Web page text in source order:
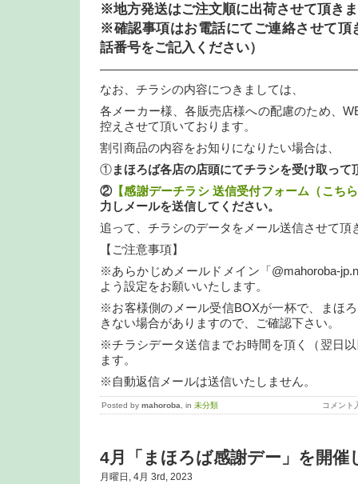
※地方発送はご注文順に出荷させて頂き
※確認事項はお電話にてご連絡させて頂
話番号をご記入ください）
なお、チラシの内容につきましては、
各メーカー様、各販売店様への配慮のため、
控えさせて頂いております。
割引商品の内容をお知りになりたい場合は、
①まほろば各店の店頭にてチラシを受け取って
② 【感謝デーチラシ 送信受付フォーム（こち
力しメールを送信してください。
追って、チラシのデータをメール送信させて頂
【ご注意事項】
※あらかじめメールドメイン「@mahoroba-
よう設定をお願いいたします。
※お客様側のメール受信BOXが一杯で、まほ
きない場合がありますので、ご確認下さい。
※チラシデータ送信までお時間を頂く（翌日
ます。
※自動返信メールは送信いたしません。
Posted by mahoroba , in 未分類 コメント
4月「まほろば感謝デー」を開催
月曜日, 4月 3rd, 2023